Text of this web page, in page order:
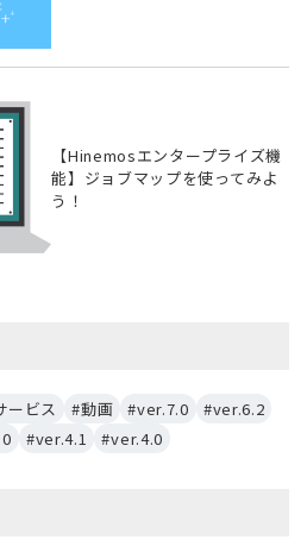
【Hinemosエンタープライズ機
能】ジョブマップを使ってみよ
う！
ービス #動画 #ver.7.0
#ver.6.2
#ver.4.1 #ver.4.0